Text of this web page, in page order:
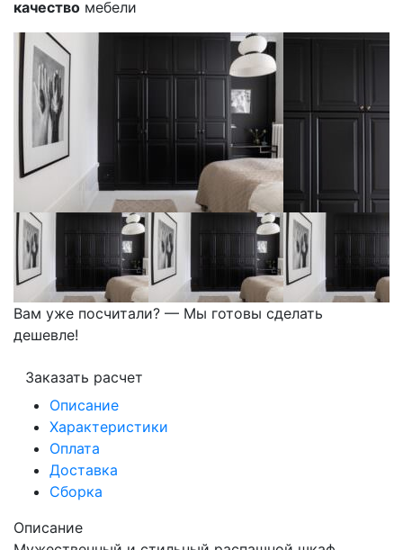
качество мебели
Вам уже посчитали? — Мы готовы сделать
дешевле!
Заказать расчет
Описание
Характеристики
Оплата
Доставка
Сборка
Описание